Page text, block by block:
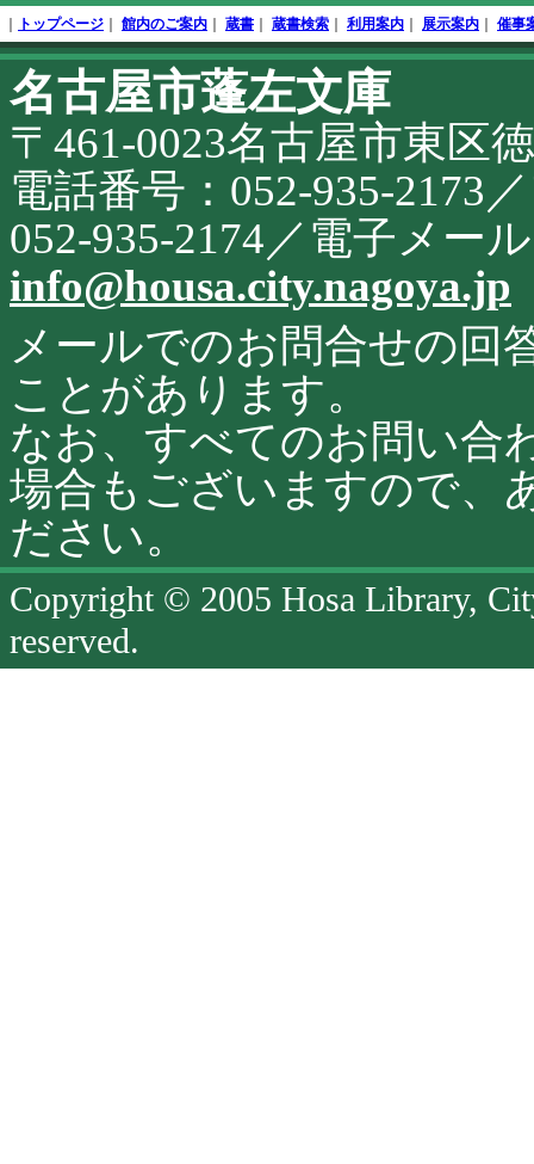
了
ッ
タ
開
始
トップページ 館内のご案内 蔵書 蔵書検索 利用案内 展示案内 催事
こ
の
サ
イ
ト
に
関
す
る
お
問
せ
名古屋市蓬左文庫
〒461-0023名古屋市東区
電話番号：052-935-2173
052-935-2174／電子メー
info@housa.city.nagoya.jp
メールでのお問合せの回
ことがあります。
なお、すべてのお問い合
場合もございますので、
ださい。
Copyright © 2005 Hosa Library,
reserved.